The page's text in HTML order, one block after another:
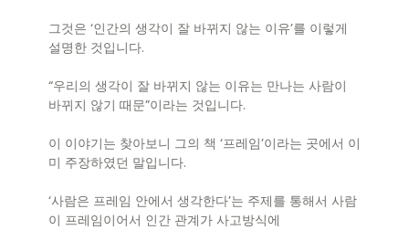
그것은 ‘인간의 생각이 잘 바뀌지 않는 이유’를 이렇게
설명한 것입니다.
“우리의 생각이 잘 바뀌지 않는 이유는 만나는 사람이
바뀌지 않기 때문”이라는 것입니다.
이 이야기는 찾아보니 그의 책 ‘프레임’이라는 곳에서 이
미 주장하였던 말입니다.
‘사람은 프레임 안에서 생각한다’는 주제를 통해서 사람
이 프레임이어서 인간 관계가 사고방식에